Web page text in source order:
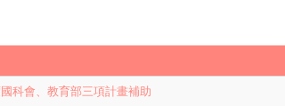
科會、教育部三項計畫補助